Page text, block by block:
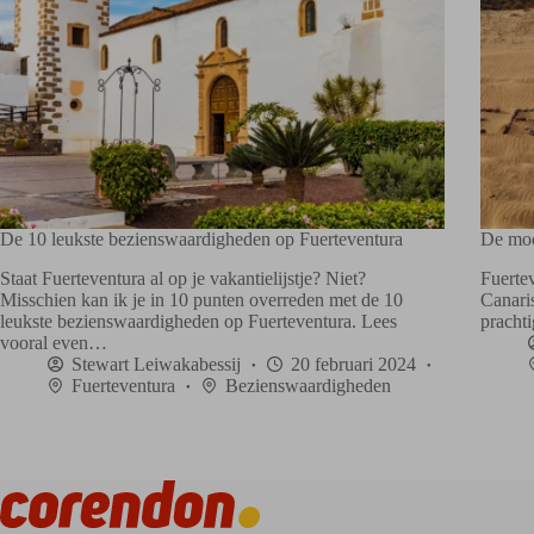
De 10 leukste bezienswaardigheden op Fuerteventura
Staat Fuerteventura al op je vakantielijstje? Niet?
Misschien kan ik je in 10 punten overreden met de 10
leukste bezienswaardigheden op Fuerteventura. Lees
vooral even…
Stewart Leiwakabessij
20 februari 2024
Fuerteventura
Bezienswaardigheden
De